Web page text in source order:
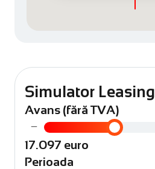
Simulator Leasing
Avans (fără TVA)
−
17.097 euro
Perioada